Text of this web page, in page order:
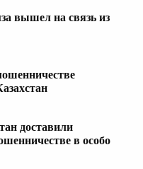
вышел на связь из
доставили
в особо